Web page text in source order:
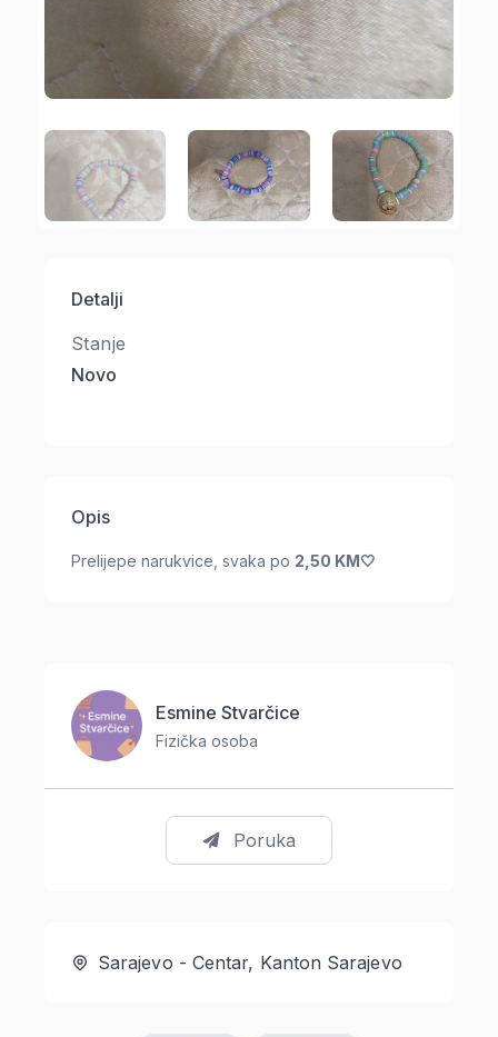
Detalji
Stanje
Novo
Opis
Prelijepe narukvice, svaka po 2,50 KM🤍
Esmine Stvarčice
Fizička osoba
Poruka
Sarajevo - Centar, Kanton Sarajevo